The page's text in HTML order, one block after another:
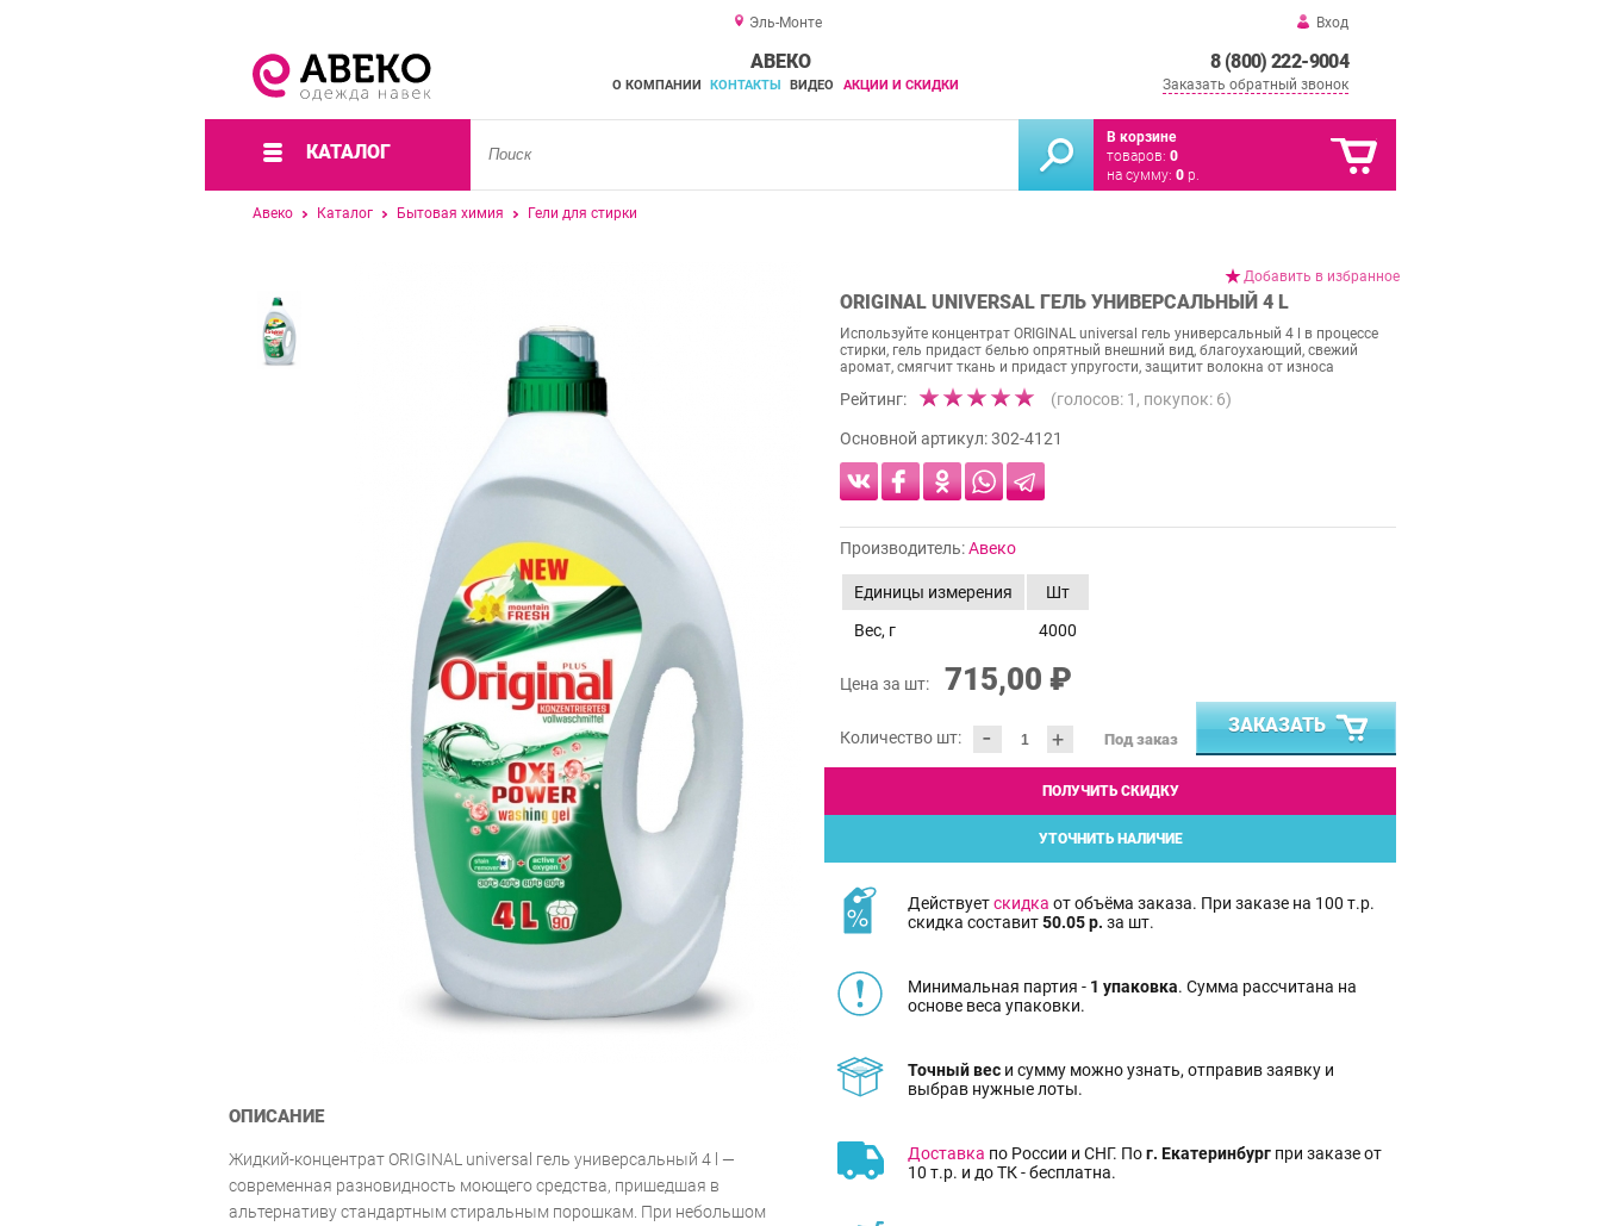
Эль-Монте Вход
8 (800) 222-9004
Заказать обратный звонок
АВЕКО
О КОМПАНИИ КОНТАКТЫ ВИДЕО АКЦИИ И СКИДКИ
КАТАЛОГ
В корзине
товаров: 0
на сумму: 0 р.
Авеко Каталог Бытовая химия Гели для стирки
Добавить в избранное
ORIGINAL UNIVERSAL ГЕЛЬ УНИВЕРСАЛЬНЫЙ 4 L
Используйте концентрат ORIGINAL universal гель универсальный 4 l в процессе
стирки, гель придаст белью опрятный внешний вид, благоухающий, свежий
аромат, смягчит ткань и придаст упругости, защитит волокна от износа
Рейтинг: (голосов: 1 , покупок: 6)
Основной артикул:302-4121
Производитель:Авеко
Единицы измерения
Шт
Вес, г
4000
Цена за шт: 715,00 ₽
Количество шт: - + Под заказ
ЗАКАЗАТЬ
ПОЛУЧИТЬ СКИДКУ
УТОЧНИТЬ НАЛИЧИЕ
Действуетскидка от объёма заказа. При заказе на 100 т.р.
скидка составит50.05 р. за шт.
Минимальная партия - 1 упаковка. Сумма рассчитана на
основе веса упаковки.
Точный вес и сумму можно узнать, отправив заявку и
выбрав нужные лоты.
Доставка по России и СНГ. Пог. Екатеринбург при заказе от
10 т.р. и до ТК - бесплатна.
ОПИСАНИЕ
Жидкий-концентрат ORIGINAL universal гель универсальный 4 l —
современная разновидность моющего средства, пришедшая в
альтернативу стандартным стиральным порошкам. При небольшом